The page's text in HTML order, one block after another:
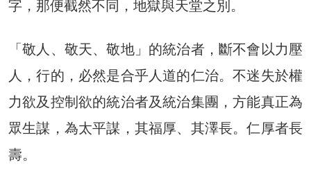
字，那便截然不同，地獄與天堂之別。
「敬人、敬天、敬地」的統治者，斷不會以力壓
人，行的，必然是合乎人道的仁治。不迷失於權
力欲及控制欲的統治者及統治集團，方能真正為
眾生謀，為太平謀，其福厚、其澤長。仁厚者長
壽。